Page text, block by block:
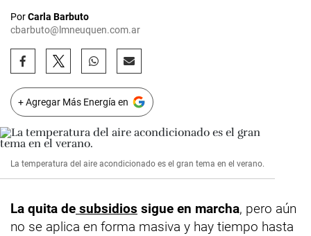
PorCarla Barbuto
cbarbuto@lmneuquen.com.ar
+ Agregar Más Energía en
La temperatura del aire acondicionado es el gran tema en el verano.
La quita de subsidios sigue en marcha, pero aún
no se aplica en forma masiva y hay tiempo hasta